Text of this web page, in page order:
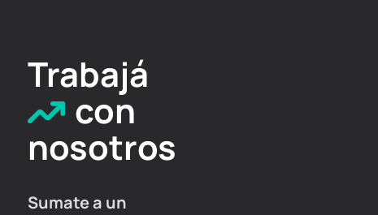
Trabajá
con
nosotros
Sumate a un